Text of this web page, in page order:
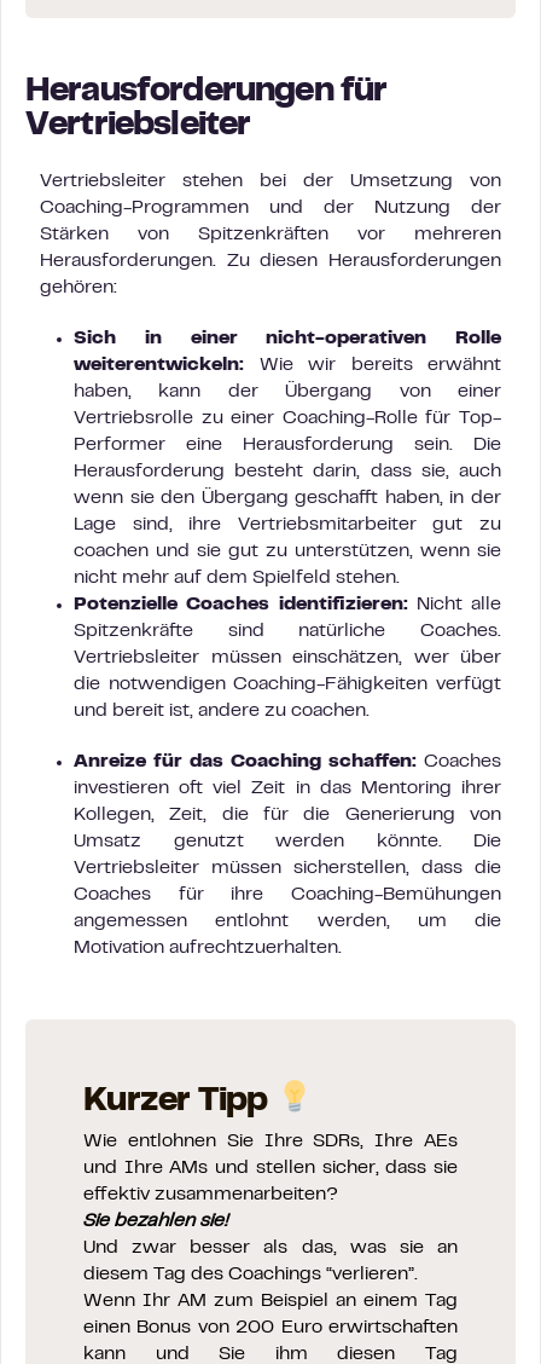
Herausforderungen für
Vertriebsleiter
Vertriebsleiter stehen bei der Umsetzung von
Coaching-Programmen und der Nutzung der
Stärken von Spitzenkräften vor mehreren
Herausforderungen. Zu diesen Herausforderungen
gehören:
Sich in einer nicht-operativen Rolle
weiterentwickeln: Wie wir bereits erwähnt
haben, kann der Übergang von einer
Vertriebsrolle zu einer Coaching-Rolle für Top-
Performer eine Herausforderung sein. Die
Herausforderung besteht darin, dass sie, auch
wenn sie den Übergang geschafft haben, in der
Lage sind, ihre Vertriebsmitarbeiter gut zu
coachen und sie gut zu unterstützen, wenn sie
nicht mehr auf dem Spielfeld stehen.
Potenzielle Coaches identifizieren:Nicht alle
Spitzenkräfte sind natürliche Coaches.
Vertriebsleiter müssen einschätzen, wer über
die notwendigen Coaching-Fähigkeiten verfügt
und bereit ist, andere zu coachen.
Anreize für das Coaching schaffen: Coaches
investieren oft viel Zeit in das Mentoring ihrer
Kollegen, Zeit, die für die Generierung von
Umsatz genutzt werden könnte. Die
Vertriebsleiter müssen sicherstellen, dass die
Coaches für ihre Coaching-Bemühungen
angemessen entlohnt werden, um die
Motivation aufrechtzuerhalten.
Kurzer Tipp
Wie entlohnen Sie Ihre SDRs, Ihre AEs
und Ihre AMs und stellen sicher, dass sie
effektiv zusammenarbeiten?
Sie bezahlen sie!
Und zwar besser als das, was sie an
diesem Tag des Coachings “verlieren”.
Wenn Ihr AM zum Beispiel an einem Tag
einen Bonus von 200 Euro erwirtschaften
kann und Sie ihm diesen Tag